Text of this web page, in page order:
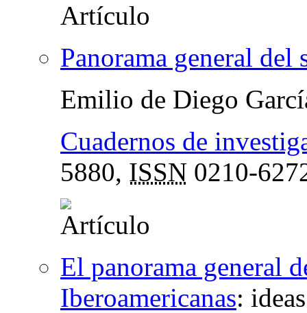
Panorama general
Emilio de Diego
Cuadernos de
5880, ISSN 0210-
El panorama general
Iberoamericanas: